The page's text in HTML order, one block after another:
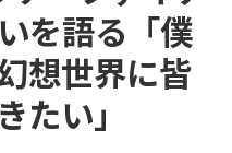
を語る「僕
想世界に皆
たい」